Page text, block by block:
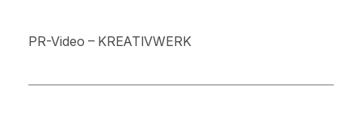
PR-Video – KREATIVWERK